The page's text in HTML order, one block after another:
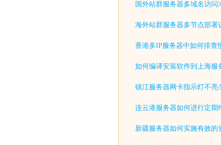
国外站群服务器多域名访问
海外站群服务器多节点部署
香港多IP服务器中如何排查
如何编译安装软件到上海服
镇江服务器网卡指示灯不亮
连云港服务器如何进行定期
新疆服务器如何实施有效的